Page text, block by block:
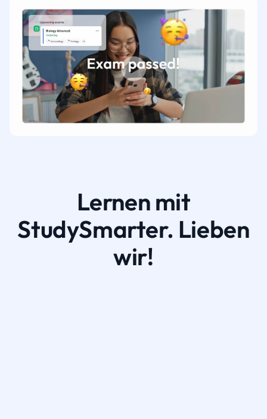
Lernen mit
StudySmarter. Lieben
wir!